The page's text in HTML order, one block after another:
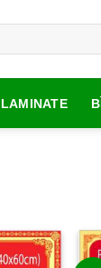
LAMINATE